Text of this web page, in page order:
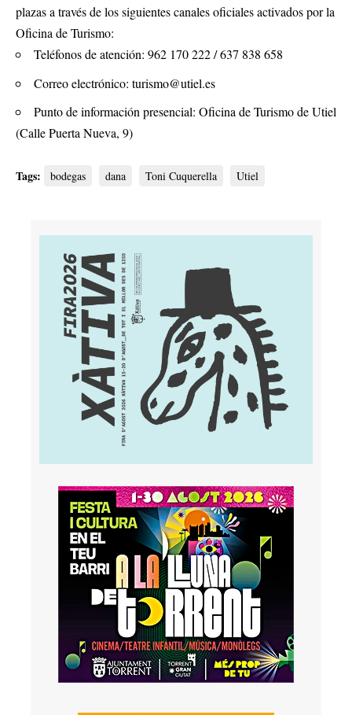
plazas a través de los siguientes canales oficiales activados por la
Oficina de Turismo:
Teléfonos de atención: 962 170 222 / 637 838 658
Correo electrónico: turismo@utiel.es
Punto de información presencial: Oficina de Turismo de Utiel
(Calle Puerta Nueva, 9)
Tags: bodegas dana Toni Cuquerella Utiel